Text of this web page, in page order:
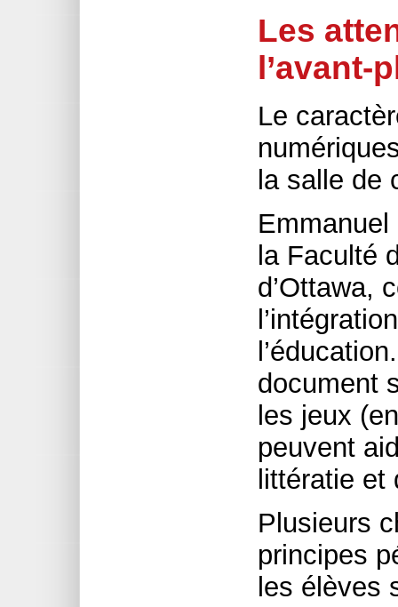
Les
l’avant-
Le
la salle de
la Faculté
d’Ottawa,
document
les jeux
peuvent
littératie
Plusieurs
principes
les élèves